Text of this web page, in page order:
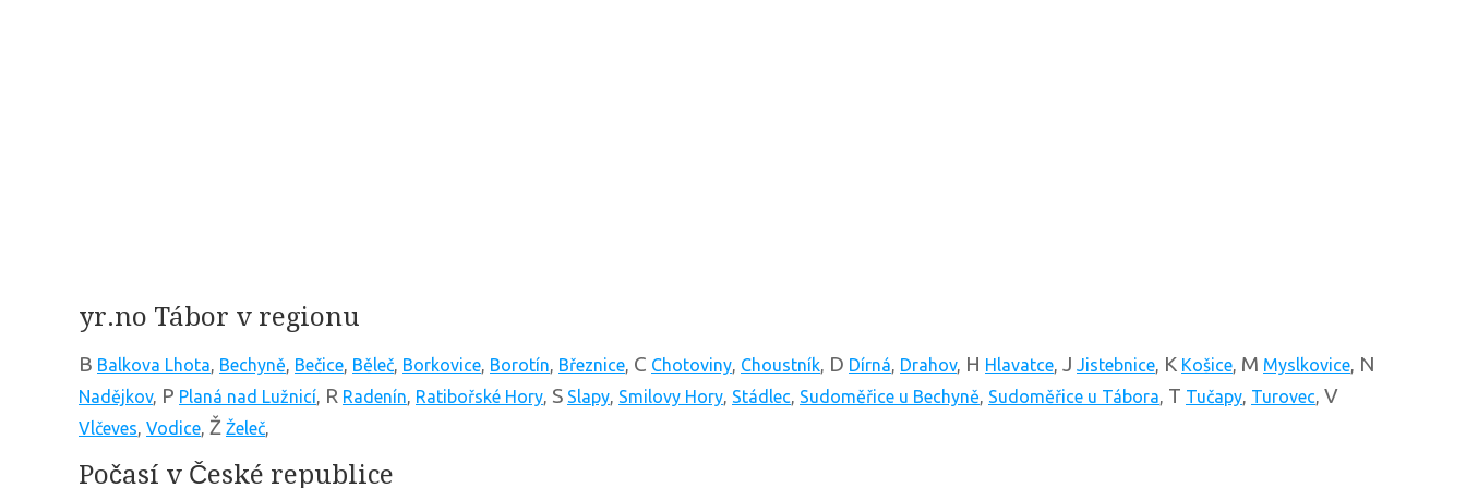
yr.no Tábor v regionu
B Balkova Lhota, Bechyně, Bečice, Běleč, Borkovice, Borotín, Březnice, C Chotoviny, Choustník, D Dírná, Drahov, H Hlavatce, J Jistebnice, K Košice, M Myslkovice, N
Nadějkov, P Planá nad Lužnicí, R Radenín, Ratibořské Hory, S Slapy, Smilovy Hory, Stádlec, Sudoměřice u Bechyně, Sudoměřice u Tábora, T Tučapy, Turovec, V
Vlčeves, Vodice, Ž Želeč,
Počasí v České republice